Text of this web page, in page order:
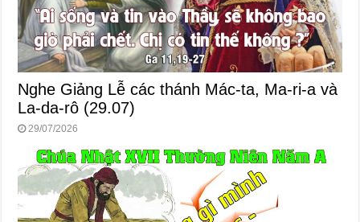
Nghe Giảng Lễ các thánh Mác-ta, Ma-ri-a và
La-da-rô (29.07)
29/07/2026